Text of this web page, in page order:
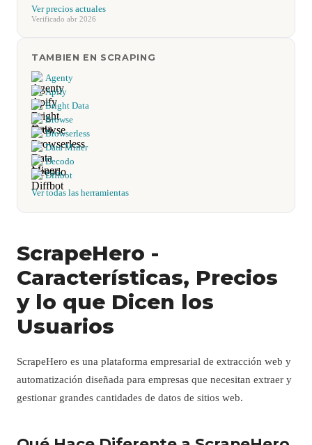
Ver precios actuales
Verificado abr 2026
TAMBIEN EN SCRAPING
Agenty
Apify
Bright Data
Browse
Browserless
Data Miner
Decodo
Diffbot
Ver todas las herramientas
ScrapeHero -
Características, Precios
y lo que Dicen los
Usuarios
ScrapeHero es una plataforma empresarial de extracción web y
automatización diseñada para empresas que necesitan extraer y
gestionar grandes cantidades de datos de sitios web.